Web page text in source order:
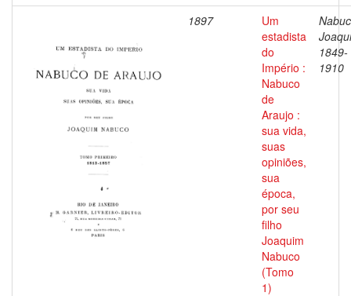
1897
Um
estadista
do
Império :
Nabuco
de
Araujo :
sua vida,
suas
opiniões,
sua
época,
por seu
filho
Joaquim
Nabuco
(Tomo
1)
1849-
1910